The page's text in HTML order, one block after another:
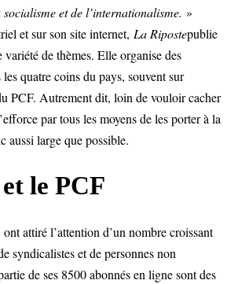
et de l’internationalisme. »
et sur son site internet, La Ripostepublie
variété de thèmes. Elle organise des
quatre coins du pays, souvent sur
PCF. Autrement dit, loin de vouloir cacher
par tous les moyens de les porter à la
aussi large que possible.
et le PCF
ont attiré l’attention d’un nombre croissant
syndicalistes et de personnes non
de ses 8500 abonnés en ligne sont des